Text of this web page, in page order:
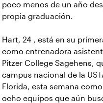
poco menos de un año
propia graduación.
Hart, 24 , está en su
como entrenadora
Pitzer College Sagehens,
campus nacional de la
Florida, esta semana
ocho equipos que aún